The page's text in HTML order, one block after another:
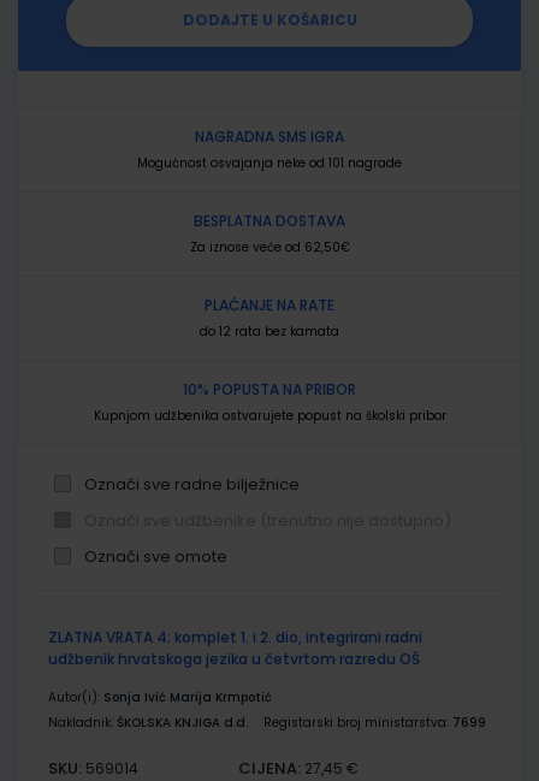
DODAJTE U KOŠARICU
NAGRADNA SMS IGRA
Mogućnost osvajanja neke od 101 nagrade
BESPLATNA DOSTAVA
Za iznose veće od 62,50€
PLAĆANJE NA RATE
do 12 rata bez kamata
10% POPUSTA NA PRIBOR
Kupnjom udžbenika ostvarujete popust na školski pribor
Označi sve radne bilježnice
Označi sve omote
proizvodi
ZLATNA VRATA 4; komplet 1. i 2. dio, integrirani radni
udžbenik hrvatskoga jezika u četvrtom razredu OŠ
Autor(i): Sonja Ivić Marija Krmpotić
Nakladnik: ŠKOLSKA KNJIGA d.d. Registarski broj ministarstva: 7699
SKU: 569014 CIJENA: 27,45 €